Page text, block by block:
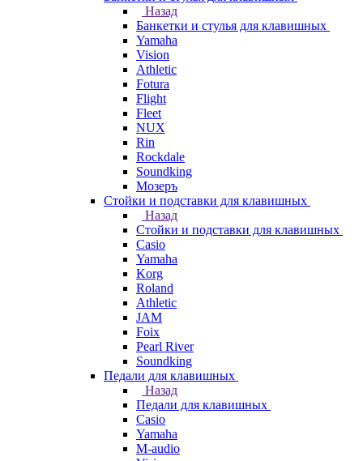
Назад
Банкетки и стулья для клавишных
Yamaha
Vision
Athletic
Fotura
Flight
Fleet
NUX
Rin
Rockdale
Soundking
Мозеръ
Стойки и подставки для клавишных
Назад
Стойки и подставки для клавишных
Casio
Yamaha
Korg
Roland
Athletic
JAM
Foix
Pearl River
Soundking
Педали для клавишных
Назад
Педали для клавишных
Casio
Yamaha
M-audio